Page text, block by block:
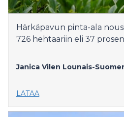
Härkäpavun pinta-ala
726 hehtaariin eli 37
Janica Vilen Lounais-
LATAA